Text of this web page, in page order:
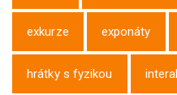
exkurze exponáty
hrátky s fyzikou